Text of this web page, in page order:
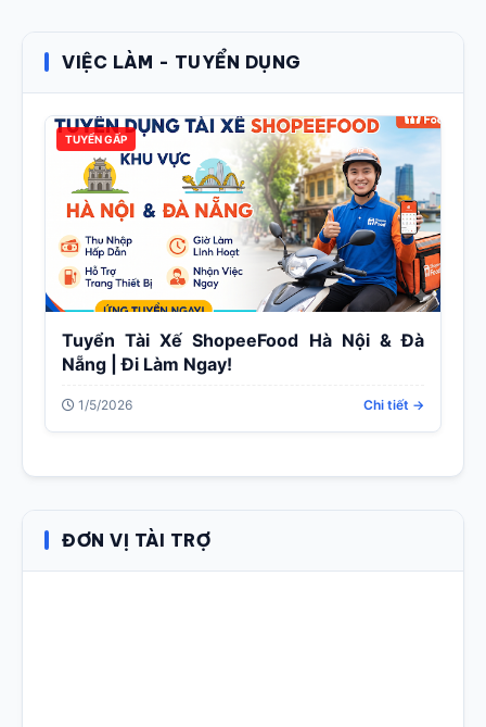
VIỆC LÀM - TUYỂN DỤNG
TUYỂN GẤP
Tuyển Tài Xế ShopeeFood Hà Nội & Đà
Nẵng | Đi Làm Ngay!
1/5/2026 Chi tiết →
ĐƠN VỊ TÀI TRỢ